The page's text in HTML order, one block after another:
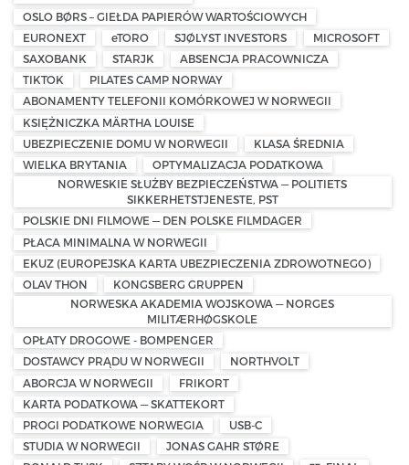
OSLO BØRS – GIEŁDA PAPIERÓW WARTOŚCIOWYCH
EURONEXT
eTORO SJØLYST INVESTORS
MICROSOFT
SAXOBANK
STARJK
ABSENCJA PRACOWNICZA
TIKTOK
PILATES CAMP NORWAY
ABONAMENTY TELEFONII KOMÓRKOWEJ W NORWEGII
KSIĘŻNICZKA MÄRTHA LOUISE
UBEZPIECZENIE DOMU W NORWEGII
KLASA ŚREDNIA
WIELKA BRYTANIA
OPTYMALIZACJA PODATKOWA
NORWESKIE SŁUŻBY BEZPIECZEŃSTWA — POLITIETS
SIKKERHETSTJENESTE, PST
POLSKIE DNI FILMOWE — DEN POLSKE FILMDAGER
PŁACA MINIMALNA W NORWEGII
EKUZ (EUROPEJSKA KARTA UBEZPIECZENIA ZDROWOTNEGO)
OLAV THON
KONGSBERG GRUPPEN
NORWESKA AKADEMIA WOJSKOWA — NORGES
MILITÆRHØGSKOLE
OPŁATY DROGOWE - BOMPENGER
DOSTAWCY PRĄDU W NORWEGII
NORTHVOLT
ABORCJA W NORWEGII
FRIKORT
KARTA PODATKOWA — SKATTEKORT
PROGI PODATKOWE NORWEGIA
USB-C
STUDIA W NORWEGII
JONAS GAHR STØRE